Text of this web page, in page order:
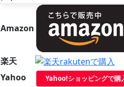
Amazon
楽天
Yahoo
Yahoo!ショッピングで購